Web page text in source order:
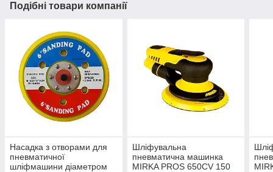
Подібні товари компанії
Насадка з отворами для
пневматичної
шліфмашини діаметром
Шліфувальна
пневматична машинка
MIRKA PROS 650CV 150